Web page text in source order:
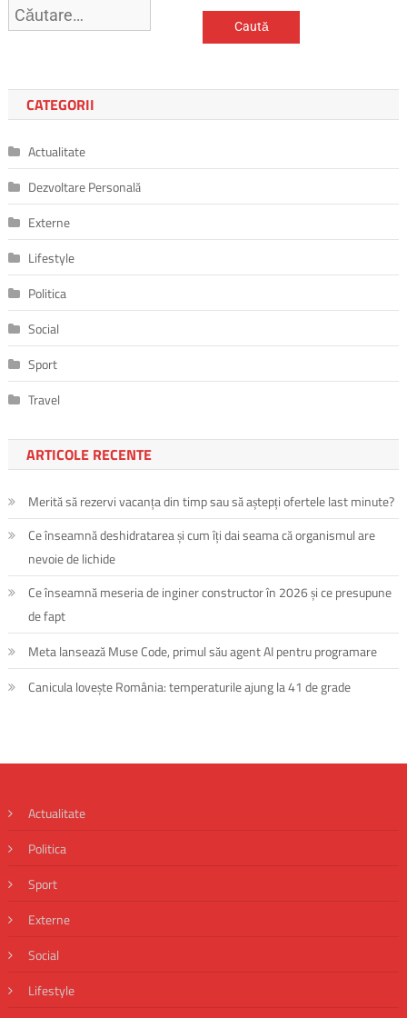
Caută
după:
CATEGORII
Actualitate
Dezvoltare Personală
Externe
Lifestyle
Politica
Social
Sport
Travel
ARTICOLE RECENTE
Merită să rezervi vacanța din timp sau să aștepți ofertele last minute?
Ce înseamnă deshidratarea și cum îți dai seama că organismul are
nevoie de lichide
Ce înseamnă meseria de inginer constructor în 2026 și ce presupune
de fapt
Meta lansează Muse Code, primul său agent AI pentru programare
Canicula lovește România: temperaturile ajung la 41 de grade
Actualitate
Politica
Sport
Externe
Social
Lifestyle